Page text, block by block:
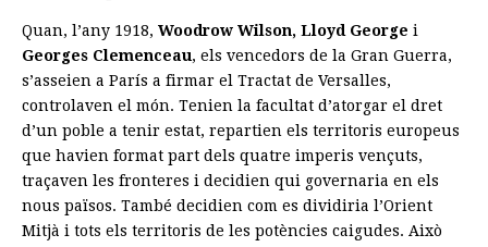
Quan, l’any 1918, Woodrow Wilson, Lloyd George i
Georges Clemenceau, els vencedors de la Gran Guerra,
s’asseien a París a firmar el Tractat de Versalles,
controlaven el món. Tenien la facultat d’atorgar el dret
d’un poble a tenir estat, repartien els territoris europeus
que havien format part dels quatre imperis vençuts,
traçaven les fronteres i decidien qui governaria en els
nous països. També decidien com es dividiria l’Orient
Mitjà i tots els territoris de les potències caigudes. Això